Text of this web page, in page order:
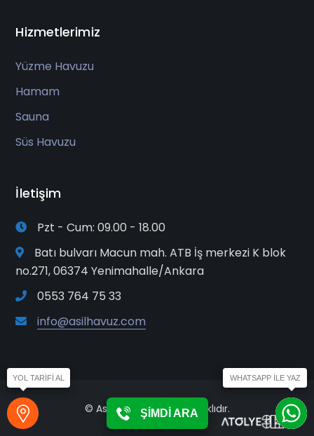
Hizmetlerimiz
Yüzme Havuzu
Hamam
Sauna
Süs Havuzu
İletişim
Pzt - Cum: 09.00 - 18.00
Batı bulvarı Macun mah. ATB İş merkezi K blok
no.271, 06374 Yenimahalle/Ankara
0553 764 75 33
info@asilhavuz.com
© Asil Havuz. Her Hakkı Saklıdır.
ŞİMDİ ARA